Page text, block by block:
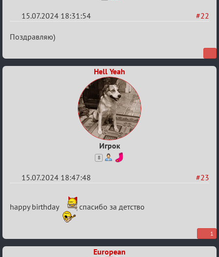
#22
15.07.2024 18:31:54
Re:
20ти
Поздравляю)
Hell Yeah
Игрок
8
#23
15.07.2024 18:47:48
С
летием
happy birthday спасибо за детство
1
European